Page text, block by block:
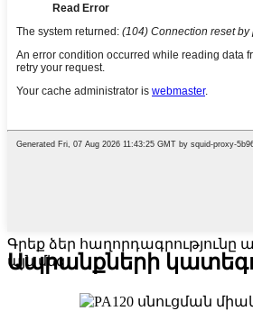
Գրեք ձեր հաղորդագրությունը
այն մեզ
Ապրանքների